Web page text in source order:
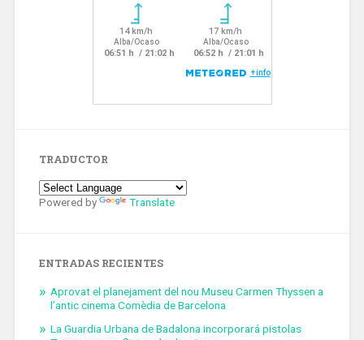
TRADUCTOR
Powered by Translate
ENTRADAS RECIENTES
Aprovat el planejament del nou Museu Carmen Thyssen a
l’antic cinema Comèdia de Barcelona
La Guardia Urbana de Badalona incorporará pistolas